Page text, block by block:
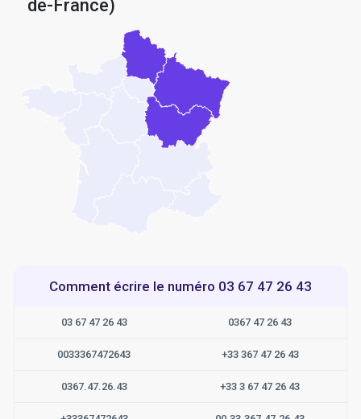
de-France)
Comment écrire le numéro 03 67 47 26 43
03 67 47 26 43 0367 47 26 43
0033367472643 +33 367 47 26 43
0367.47.26.43 +33 3 67 47 26 43